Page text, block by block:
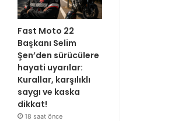
Fast Moto 22
Başkanı Selim
Şen’den sürücülere
hayati uyarılar:
Kurallar, karşılıklı
saygı ve kaska
dikkat!
18 saat önce